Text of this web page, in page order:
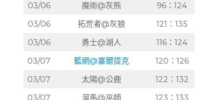
03/06
魔術@灰熊
96：124
03/06
拓荒者@灰狼
121：135
03/06
勇士@湖人
116：124
03/07
籃網@塞爾提克
120：126
03/07
太陽@公鹿
122：132
03/07
溜馬@巫師
123：133